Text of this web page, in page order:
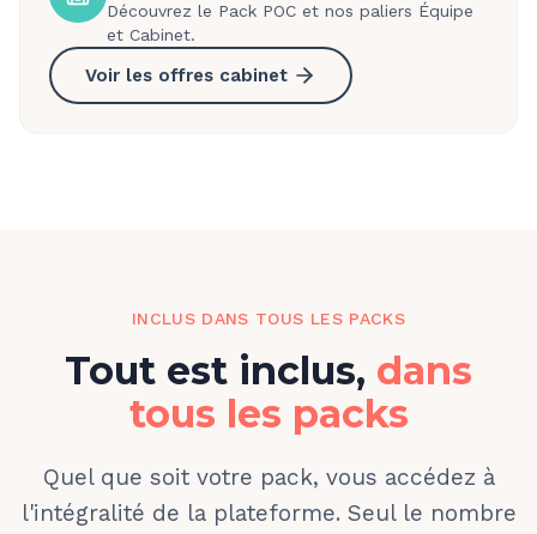
Découvrez le Pack POC et nos paliers Équipe
et Cabinet.
Voir les offres cabinet
INCLUS DANS TOUS LES PACKS
Tout est inclus, dans
tous les packs
Quel que soit votre pack, vous accédez à
l'intégralité de la plateforme. Seul le nombre